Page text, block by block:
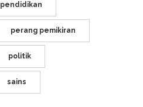
pendidikan
perang pemikiran
politik
sains